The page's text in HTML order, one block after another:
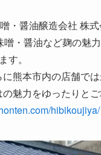
・醤油醸造会社 株
・醤油など麹の魅
す。
熊本市内の店舗で
魅力をゆったりと
hibikoujiya/